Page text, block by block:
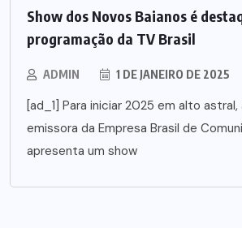
Show dos Novos Baianos é
programação da TV Brasil
ADMIN 1 DE JANEIRO DE 2025
[ad_1] Para iniciar 2025 em alto astral,
emissora da Empresa Brasil de
apresenta um show